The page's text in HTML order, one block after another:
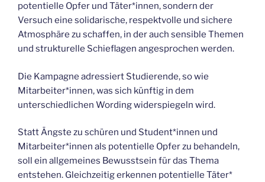
potentielle Opfer und Täter*innen, sondern der
Versuch eine solidarische, respektvolle und sichere
Atmosphäre zu schaffen, in der auch sensible Themen
und strukturelle Schieflagen angesprochen werden.
Die Kampagne adressiert Studierende, so wie
Mitarbeiter*innen, was sich künftig in dem
unterschiedlichen Wording widerspiegeln wird.
Statt Ängste zu schüren und Student*innen und
Mitarbeiter*innen als potentielle Opfer zu behandeln,
soll ein allgemeines Bewusstsein für das Thema
entstehen. Gleichzeitig erkennen potentielle Täter*